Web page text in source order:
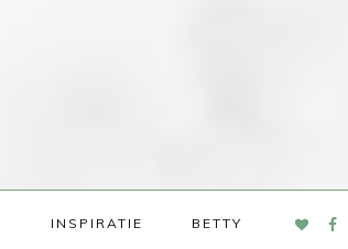
INSPIRATIE BETTY
NAV